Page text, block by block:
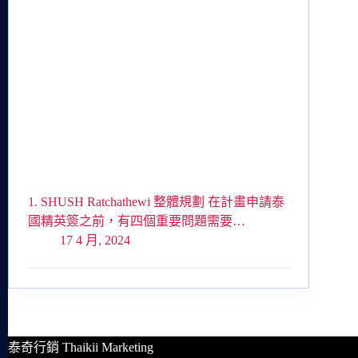
1. SHUSH Ratchathewi 整體規劃 在計畫申請泰
國精英簽之前，有四個重要問題需要…
17 4 月, 2024
泰奇行銷 Thaikii Marketing